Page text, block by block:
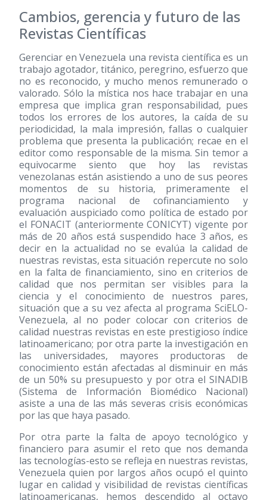
Cambios, gerencia y futuro de las
Revistas Científicas
Gerenciar en Venezuela una revista científica es un
trabajo agotador, titánico, peregrino, esfuerzo que
no es reconocido, y mucho menos remunerado o
valorado. Sólo la mística nos hace trabajar en una
empresa que implica gran responsabilidad, pues
todos los errores de los autores, la caída de su
periodicidad, la mala impresión, fallas o cualquier
problema que presenta la publicación; recae en el
editor como responsable de la misma. Sin temor a
equivocarme siento que hoy las revistas
venezolanas están asistiendo a uno de sus peores
momentos de su historia, primeramente el
programa nacional de cofinanciamiento y
evaluación auspiciado como política de estado por
el FONACIT (anteriormente CONICYT) vigente por
más de 20 años está suspendido hace 3 años, es
decir en la actualidad no se evalúa la calidad de
nuestras revistas, esta situación repercute no solo
en la falta de financiamiento, sino en criterios de
calidad que nos permitan ser visibles para la
ciencia y el conocimiento de nuestros pares,
situación que a su vez afecta al programa SciELO-
Venezuela, al no poder colocar con criterios de
calidad nuestras revistas en este prestigioso índice
latinoamericano; por otra parte la investigación en
las universidades, mayores productoras de
conocimiento están afectadas al disminuir en más
de un 50% su presupuesto y por otra el SINADIB
(Sistema de Información Biomédico Nacional)
asiste a una de las más severas crisis económicas
por las que haya pasado.
Por otra parte la falta de apoyo tecnológico y
financiero para asumir el reto que nos demanda
las tecnologías-esto se refleja en nuestras revistas,
Venezuela quien por largos años ocupó el quinto
lugar en calidad y visibilidad de revistas científicas
latinoamericanas, hemos descendido al octavo